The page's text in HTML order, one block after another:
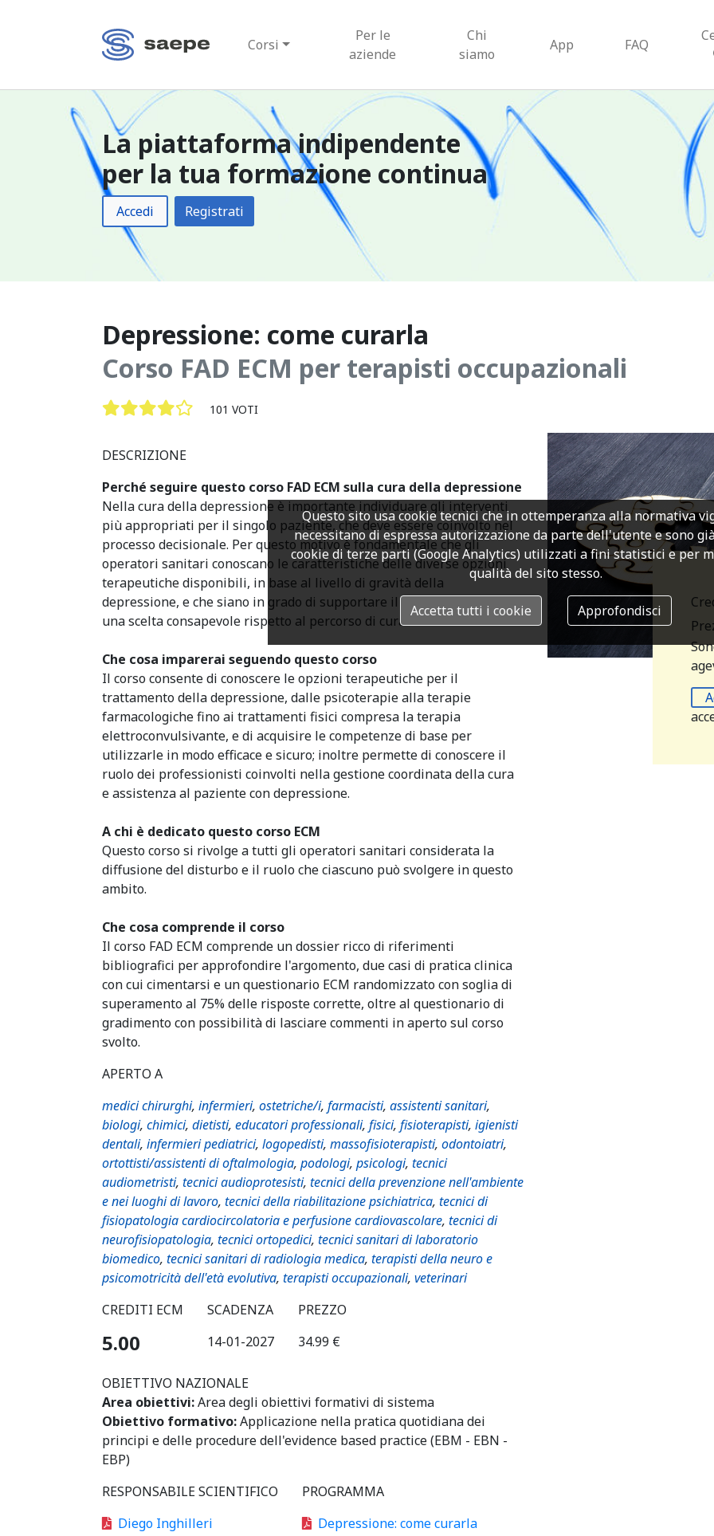
Corsi
Per le
aziende
Chi
siamo
App FAQ
La piattaforma indipendente
per la tua formazione continua
Accedi Registrati
Depressione: come curarla
Corso FAD ECM per terapisti occupazionali
101 VOTI
DESCRIZIONE
Perché seguire questo corso FAD ECM sulla cura della depressione
Nella cura della depressione è importante individuare gli interventi
più appropriati per il singolo paziente, che deve essere coinvolto nel
processo decisionale. Per questo motivo è fondamentale che gli
operatori sanitari conoscano le caratteristiche delle diverse opzioni
terapeutiche disponibili, in base al livello di gravità della
depressione, e che siano in grado di supportare il paziente nel fare
una scelta consapevole rispetto al percorso di cura.
Che cosa imparerai seguendo questo corso
Il corso consente di conoscere le opzioni terapeutiche per il
trattamento della depressione, dalle psicoterapie alla terapie
farmacologiche fino ai trattamenti fisici compresa la terapia
elettroconvulsivante, e di acquisire le competenze di base per
utilizzarle in modo efficace e sicuro; inoltre permette di conoscere il
ruolo dei professionisti coinvolti nella gestione coordinata della cura
e assistenza al paziente con depressione.
A chi è dedicato questo corso ECM
Questo corso si rivolge a tutti gli operatori sanitari considerata la
diffusione del disturbo e il ruolo che ciascuno può svolgere in questo
ambito.
Che cosa comprende il corso
Il corso FAD ECM comprende un dossier ricco di riferimenti
bibliografici per approfondire l'argomento, due casi di pratica clinica
con cui cimentarsi e un questionario ECM randomizzato con soglia di
superamento al 75% delle risposte corrette, oltre al questionario di
gradimento con possibilità di lasciare commenti in aperto sul corso
svolto.
APERTO A
medici chirurghi, infermieri, ostetriche/i, farmacisti, assistenti sanitari,
biologi, chimici, dietisti, educatori professionali, fisici, fisioterapisti, igienisti
dentali, infermieri pediatrici, logopedisti, massofisioterapisti, odontoiatri,
ortottisti/assistenti di oftalmologia, podologi, psicologi, tecnici
audiometristi, tecnici audioprotesisti, tecnici della prevenzione nell'ambiente
e nei luoghi di lavoro, tecnici della riabilitazione psichiatrica, tecnici di
fisiopatologia cardiocircolatoria e perfusione cardiovascolare, tecnici di
neurofisiopatologia, tecnici ortopedici, tecnici sanitari di laboratorio
biomedico, tecnici sanitari di radiologia medica, terapisti della neuro e
psicomotricità dell'età evolutiva, terapisti occupazionali, veterinari
CREDITI ECM
5.00
SCADENZA
14-01-2027
PREZZO
34.99 €
OBIETTIVO NAZIONALE
Area obiettivi:Area degli obiettivi formativi di sistema
Obiettivo formativo:Applicazione nella pratica quotidiana dei
principi e delle procedure dell'evidence based practice (EBM - EBN -
EBP)
RESPONSABILE SCIENTIFICO
Diego Inghilleri
PROGRAMMA
Depressione: come curarla
Questo sito usa cookie tecnici che in ottemperanza alla normativa
necessitano di espressa autorizzazione da parte dell'utente e sono
cookie di terze parti (Google Analytics) utilizzati a fini statistici e per
qualità del sito stesso.
Accetta tutti i cookie Approfondisci